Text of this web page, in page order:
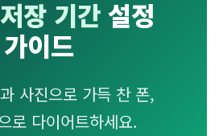
장 기간설정
가이드
사진으로 가득 찬 폰,
로 다이어트하세요.